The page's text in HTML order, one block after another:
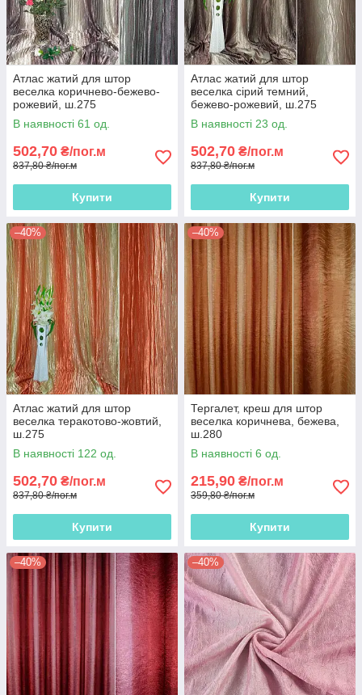
Атлас жатий для штор
веселка коричнево-бежево-
рожевий, ш.275
В наявності 61 од.
502,70 ₴/пог.м
837,80 ₴/пог.м
Купити
Атлас жатий для штор
веселка сірий темний,
бежево-рожевий, ш.275
В наявності 23 од.
502,70 ₴/пог.м
837,80 ₴/пог.м
Купити
–40%
Атлас жатий для штор
веселка теракотово-жовтий,
ш.275
В наявності 122 од.
502,70 ₴/пог.м
837,80 ₴/пог.м
Купити
–40%
Тергалет, креш для штор
веселка коричнева, бежева,
ш.280
В наявності 6 од.
215,90 ₴/пог.м
359,80 ₴/пог.м
Купити
–40% –40%